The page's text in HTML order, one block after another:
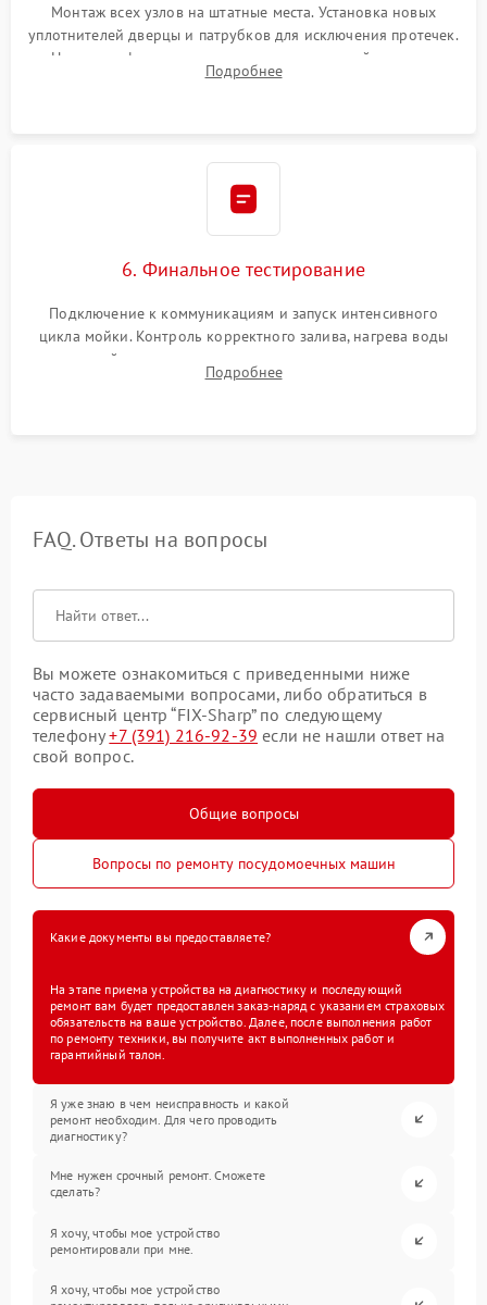
Монтаж всех узлов на штатные места. Установка новых
уплотнителей дверцы и патрубков для исключения протечек.
Надежная фиксация хомутов гидравлической системы,
сборка корпуса и установка датчика поплавка.
Подробнее
6. Финальное тестирование
Подключение к коммуникациям и запуск интенсивного
цикла мойки. Контроль корректного залива, нагрева воды
до нужной температуры, отсутствия посторонних шумов,
штатного слива и абсолютной сухости в поддоне.
Подробнее
FAQ. Ответы на вопросы
Вы можете ознакомиться с приведенными ниже
часто задаваемыми вопросами, либо обратиться в
сервисный центр “FIX-Sharp” по следующему
телефону+7 (391) 216-92-39 если не нашли ответ на
свой вопрос.
Общие вопросы
Вопросы по ремонту посудомоечных машин
Какие документы вы предоставляете?
На этапе приема устройства на диагностику и последующий
ремонт вам будет предоставлен заказ-наряд с указанием страховых
обязательств на ваше устройство. Далее, после выполнения работ
по ремонту техники, вы получите акт выполненных работ и
гарантийный талон.
Я уже знаю в чем неисправность и какой
ремонт необходим. Для чего проводить
диагностику?
Мне нужен срочный ремонт. Сможете
сделать?
Я хочу, чтобы мое устройство
ремонтировали при мне.
Я хочу, чтобы мое устройство